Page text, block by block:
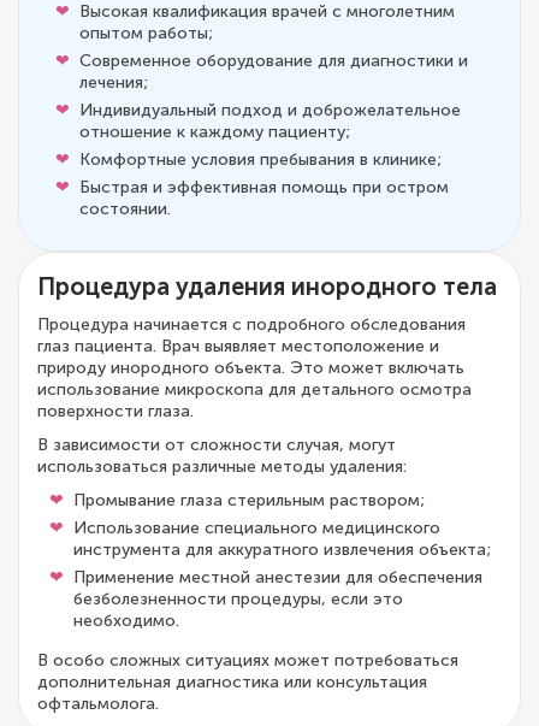
Высокая квалификация врачей с многолетним
опытом работы;
Современное оборудование для диагностики и
лечения;
Индивидуальный подход и доброжелательное
отношение к каждому пациенту;
Комфортные условия пребывания в клинике;
Быстрая и эффективная помощь при остром
состоянии.
Процедура удаления инородного тела
Процедура начинается с подробного обследования
глаз пациента. Врач выявляет местоположение и
природу инородного объекта. Это может включать
использование микроскопа для детального осмотра
поверхности глаза.
В зависимости от сложности случая, могут
использоваться различные методы удаления:
Промывание глаза стерильным раствором;
Использование специального медицинского
инструмента для аккуратного извлечения объекта;
Применение местной анестезии для обеспечения
безболезненности процедуры, если это
необходимо.
В особо сложных ситуациях может потребоваться
дополнительная диагностика или консультация
офтальмолога.